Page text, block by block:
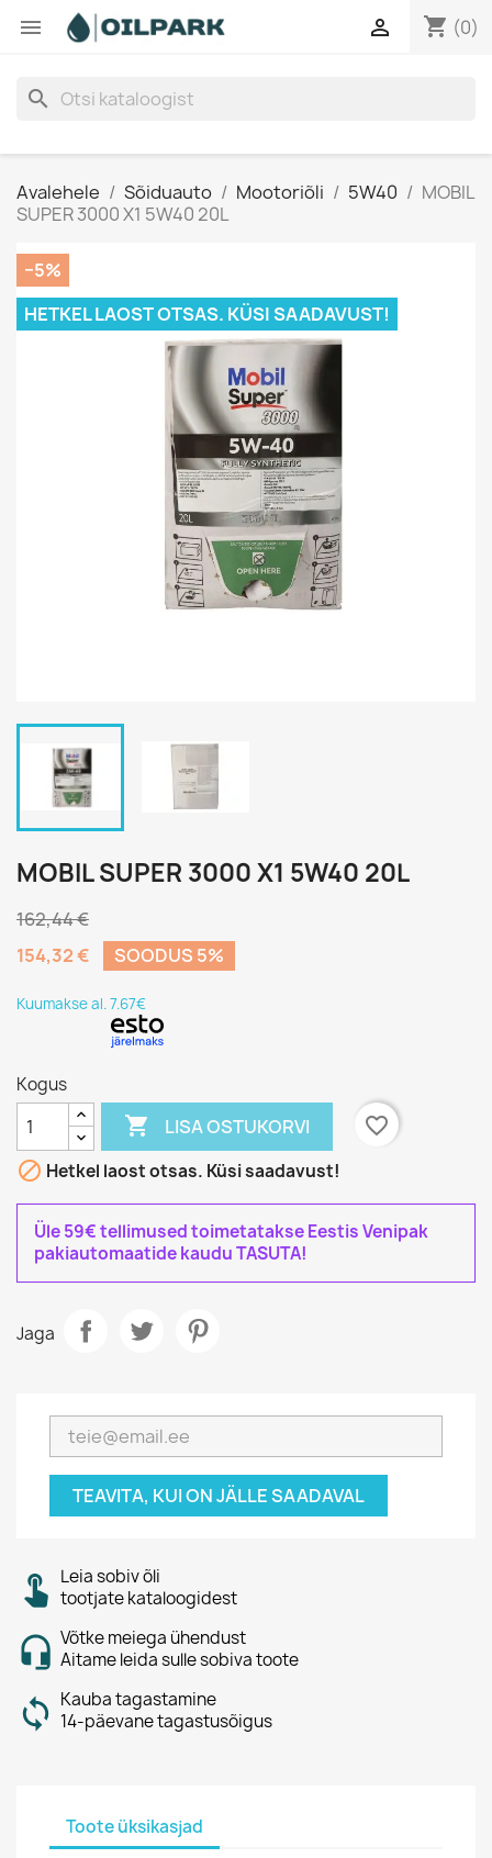
 shopping_cart (0)

search
Avalehele Sõiduauto Mootoriõli 5W40
MOBIL
SUPER 3000 X1 5W40 20L
−5%
HETKEL LAOST OTSAS. KÜSI SAADAVUST!
MOBIL SUPER 3000 X1 5W40 20L
162,44 €
154,32 €
SOODUS 5%
Kuumakse al. 7.67€
Kogus
 LISA OSTUKORVI
favorite_border
 Hetkel laost otsas. Küsi saadavust!
Üle 59€ tellimused toimetatakse Eestis Venipak
pakiautomaatide kaudu TASUTA!
Jaga
TEAVITA, KUI ON JÄLLE SAADAVAL
Leia sobiv õli
tootjate kataloogidest
Võtke meiega ühendust
Aitame leida sulle sobiva toote
Kauba tagastamine
14-päevane tagastusõigus
Toote üksikasjad